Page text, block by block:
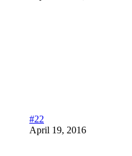
#22
April 19, 2016